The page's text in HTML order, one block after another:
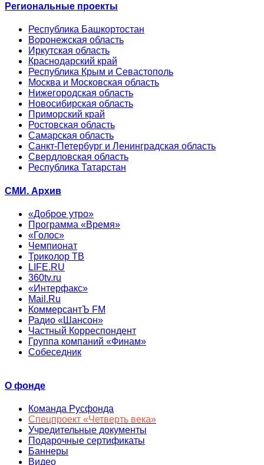
Региональные проекты
Республика Башкортостан
Воронежская область
Иркутская область
Краснодарский край
Республика Крым и Севастополь
Москва и Московская область
Нижегородская область
Новосибирская область
Приморский край
Ростовская область
Самарская область
Санкт-Петербург и Ленинградская область
Свердловская область
Республика Татарстан
СМИ. Архив
«Доброе утро»
Программа «Время»
«Голос»
Чемпионат
Триколор ТВ
LIFE.RU
360tv.ru
«Интерфакс»
Mail.Ru
КоммерсантЪ FM
Радио «Шансон»
Частный Корреспондент
Группа компаний «Финам»
Собеседник
О фонде
Команда Русфонда
Спецпроект «Четверть века»
Учредительные документы
Подарочные сертификаты
Баннеры
Видео